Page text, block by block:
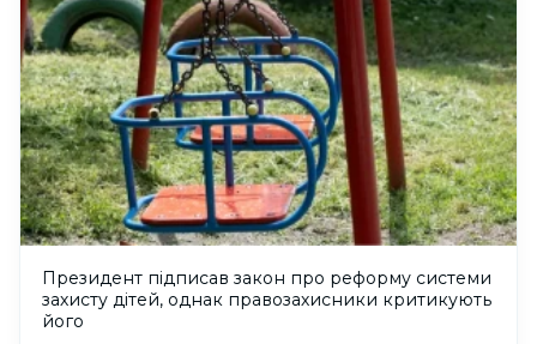
Президент підписав закон про реформу системи
захисту дітей, однак правозахисники критикують
його